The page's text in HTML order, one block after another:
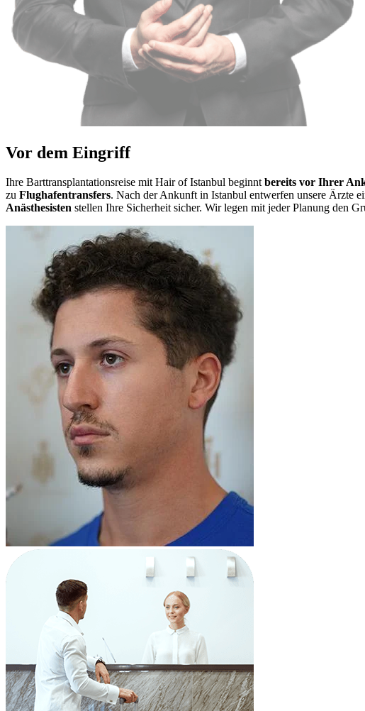
Vor dem Eingriff
Ihre Barttransplantationsreise mit Hair of Istanbul beginntbereits vor Ihrer
zu Flughafentransfers. Nach der Ankunft in Istanbul entwerfen unsere Ärzte
Anästhesisten stellen Ihre Sicherheit sicher. Wir legen mit jeder Planung den